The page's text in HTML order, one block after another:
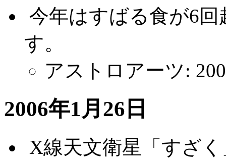
今年はすばる食が6
す。
アストロアーツ:
2006年1月26日
X線天文衛星「すざ